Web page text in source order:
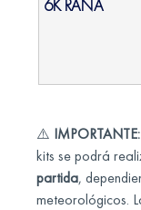
6K RANA
⚠️ IMPORTANTE:
kits se podrá
partida,
meteorológicos.